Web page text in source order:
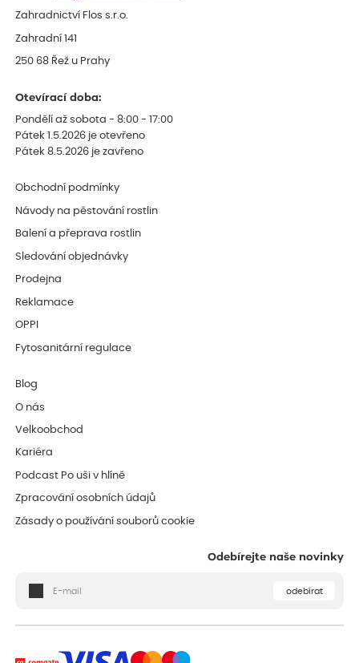
Zahradnictví Flos s.r.o.
Zahradní 141
250 68 Řež u Prahy
Otevírací doba:
Pondělí až sobota - 8:00 - 17:00
Pátek 1.5.2026 je otevřeno
Pátek 8.5.2026 je zavřeno
Obchodní podmínky
Návody na pěstování rostlin
Balení a přeprava rostlin
Sledování objednávky
Prodejna
Reklamace
OPPI
Fytosanitární regulace
Blog
O nás
Velkoobchod
Kariéra
Podcast Po uši v hlíně
Zpracování osobních údajů
Zásady o používání souborů cookie
Odebírejte naše novinky
odebírat